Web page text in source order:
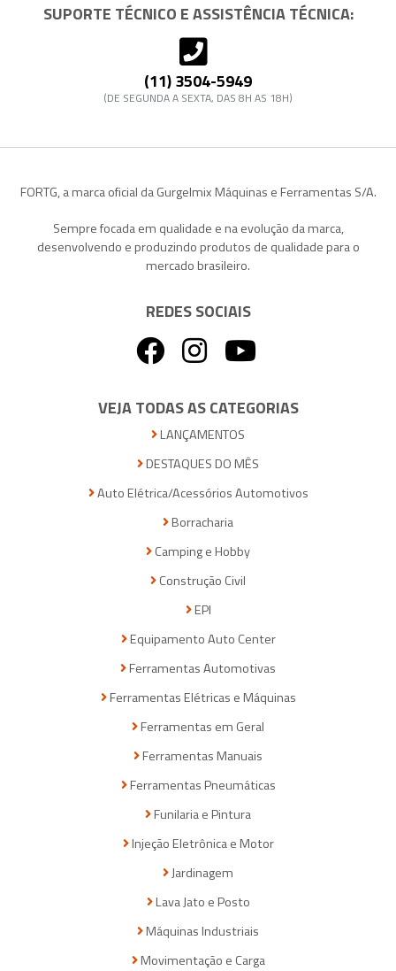
SUPORTE TÉCNICO E ASSISTÊNCIA TÉCNICA:
(11) 3504-5949
(DE SEGUNDA A SEXTA, DAS 8H AS 18H)
FORTG, a marca oficial da Gurgelmix Máquinas e Ferramentas S/A.
Sempre focada em qualidade e na evolução da marca,
desenvolvendo e produzindo produtos de qualidade para o
mercado brasileiro.
REDES SOCIAIS
VEJA TODAS AS CATEGORIAS
LANÇAMENTOS
DESTAQUES DO MÊS
Auto Elétrica/Acessórios Automotivos
Borracharia
Camping e Hobby
Construção Civil
EPI
Equipamento Auto Center
Ferramentas Automotivas
Ferramentas Elétricas e Máquinas
Ferramentas em Geral
Ferramentas Manuais
Ferramentas Pneumáticas
Funilaria e Pintura
Injeção Eletrônica e Motor
Jardinagem
Lava Jato e Posto
Máquinas Industriais
Movimentação e Carga